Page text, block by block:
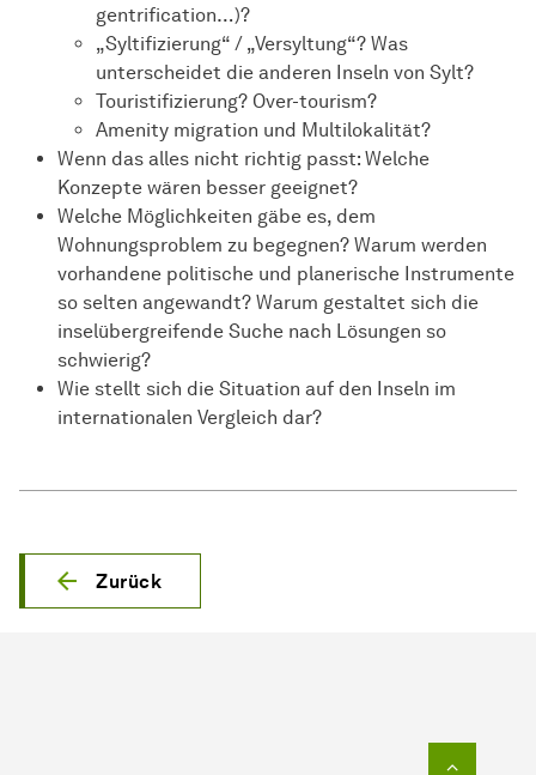
gentrification…)?
„Syltifizierung“ / „Versyltung“? Was
unterscheidet die anderen Inseln von Sylt?
Touristifizierung? Over-tourism?
Amenity migration und Multilokalität?
Wenn das alles nicht richtig passt: Welche
Konzepte wären besser geeignet?
Welche Möglichkeiten gäbe es, dem
Wohnungsproblem zu begegnen? Warum werden
vorhandene politische und planerische Instrumente
so selten angewandt? Warum gestaltet sich die
inselübergreifende Suche nach Lösungen so
schwierig?
Wie stellt sich die Situation auf den Inseln im
internationalen Vergleich dar?
Zurück